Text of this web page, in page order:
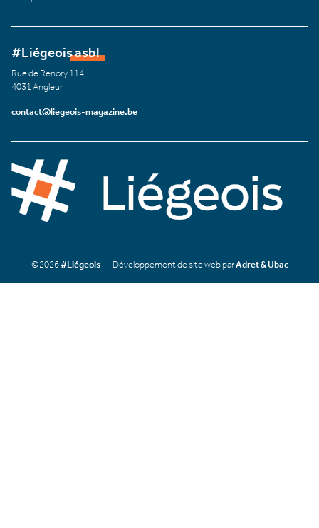
#Liégeois asbl
Rue de Renory 114
4031 Angleur
contact@liegeois-magazine.be
©2026#Liégeois— Développement de site web parAdret & Ubac